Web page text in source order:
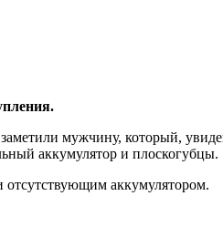
мужчину, который,
аккумулятор и плоскогубцы.
аккумулятором.